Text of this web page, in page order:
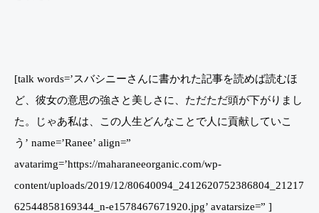
[talk words=’スバシニーさんに書かれた記事を読めば読むほ
ど、彼女の意思の強さと美しさに、ただただ頭が下がりまし
た。じゃあ私は、この人生どんなことで人に貢献していこ
う’ name=’Ranee’ align=”
avatarimg=’https://maharaneeorganic.com/wp-
content/uploads/2019/12/80640094_2412620752386804_21217
62544858169344_n-e1578467671920.jpg’ avatarsize=” ]